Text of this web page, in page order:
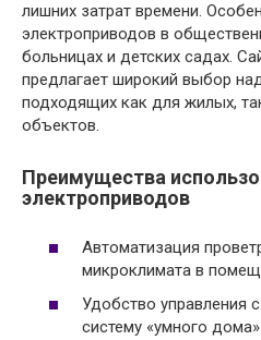
лишних затрат времени.
электроприводов в
больницах и детских садах.
предлагает широкий выбор
подходящих как для жилых,
объектов.
Преимущества
электроприводов
Автоматизация
микроклимата в
Удобство управления
систему «умного дома»